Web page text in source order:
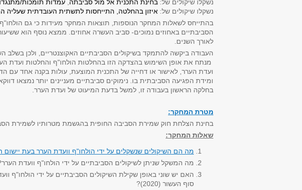
נשקלו שיקולים של: בחינת התכנית אל מול סביבתה עמדות תומכות/
נשקלו שיקולים של: איזון בהחלטה, התייחסות לתשתית העובדתית
בהתייחס לשאלות המחקר הנוספות, תוצאות המחקר מעידות כי גם
הסביבתיים באחוזים נמוכים- סביב העשרה אחוזים. ממצא נוסף הוא
לאורך השנים.
העבודה ביקשה להתמקד בשיקולים הסביבתיים האקוצנטריים, ולכן בשלב
מנתח את אופן השימוש בהצדקה הזו בהחלטות הולחו"ף והחלטות ועדת
ועדת הערר, לאישור או דחייה של התכנית המוצעת, עולות בקנה אחד עם
ומידת הפגיעה הסביבתית בו. נימוקים סביבתיים מעניינים יותר נמצאו
בחלקה הראשון בעבודה זו, למשל בדעת המיעוט של ועדת הערר.
מטרת המחקר:
בחינת הצלחת חוק שמירת הסביבה החופית בהגשמת מטרותיו לשמירת
שאלות המחקר:
מה הם השיקולים שנשקלים על ידי הולחו"ף וועדת הערר בעת יישום
מה המשקל שניתן לשיקולים הסביבתיים על ידי הולחו"ף וועדת
סוף העשור (2020)?